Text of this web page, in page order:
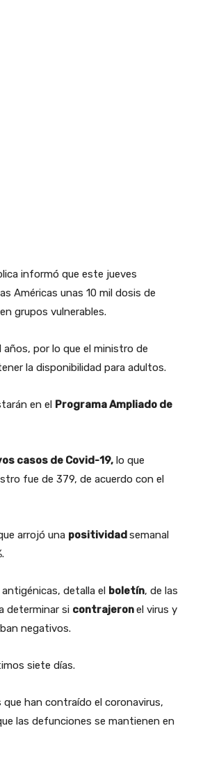
informó que este jueves
Américas unas 10 mil dosis de
grupos vulnerables.
por lo que el ministro de
la disponibilidad para adultos.
en el Programa Ampliado de
casos de Covid-19, lo que
fue de 379, de acuerdo con el
arrojó una positividadsemanal
detalla el boletín, de las
determinar si contrajeronel virus y
negativos.
siete días.
que han contraído el coronavirus,
las defunciones se mantienen en